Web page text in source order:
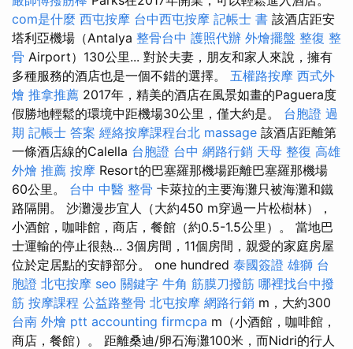
com是什麼 西屯按摩 台中西屯按摩 記帳士 書 該酒店距安
塔利亞機場（Antalya 整骨台中 護照代辦 外燴擺盤 整復 整
骨 Airport）130公里... 對於夫妻，朋友和家人來說，擁有
多種服務的酒店也是一個不錯的選擇。 五權路按摩 西式外
燴 推拿推薦 2017年，精美的酒店在風景如畫的Paguera度
假勝地輕鬆的環境中距機場30公里，僅大約是。 台胞證 過
期 記帳士 答案 經絡按摩課程台北 massage 該酒店距離第
一條酒店線的Calella 台胞證 台中 網路行銷 天母 整復 高雄
外燴 推薦 按摩 Resort的巴塞羅那機場距離巴塞羅那機場
60公里。 台中 中醫 整骨 卡萊拉的主要海灘只被海灘和鐵
路隔開。 沙灘漫步宜人（大約450 m穿過一片松樹林），
小酒館，咖啡館，商店，餐館（約0.5-1.5公里）。 當地巴
士運輸的停止很熱... 3個房間，11個房間，親愛的家庭房屋
位於定居點的安靜部分。 one hundred 泰國簽證 雄獅 台
胞證 北屯按摩 seo 關鍵字 牛角 筋膜刀撥筋 哪裡找台中撥
筋 按摩課程 公益路整骨 北屯按摩 網路行銷 m，大約300
台南 外燴 ptt accounting firmcpa m（小酒館，咖啡館，
商店，餐館）。 距離桑迪/卵石海灘100米，而Nidri的行人